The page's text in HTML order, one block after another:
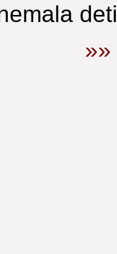
»»